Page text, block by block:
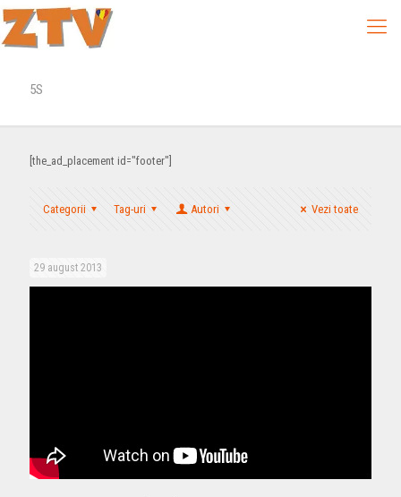
5S
[the_ad_placement id="footer"]
Categorii Tag-uri Autori Vezi toate
29 august 2013